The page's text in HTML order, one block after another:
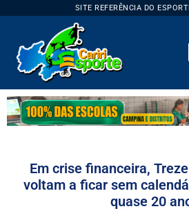
SITE REFERÊNCIA DO
Em crise financeira,
voltam a ficar sem
quase 20